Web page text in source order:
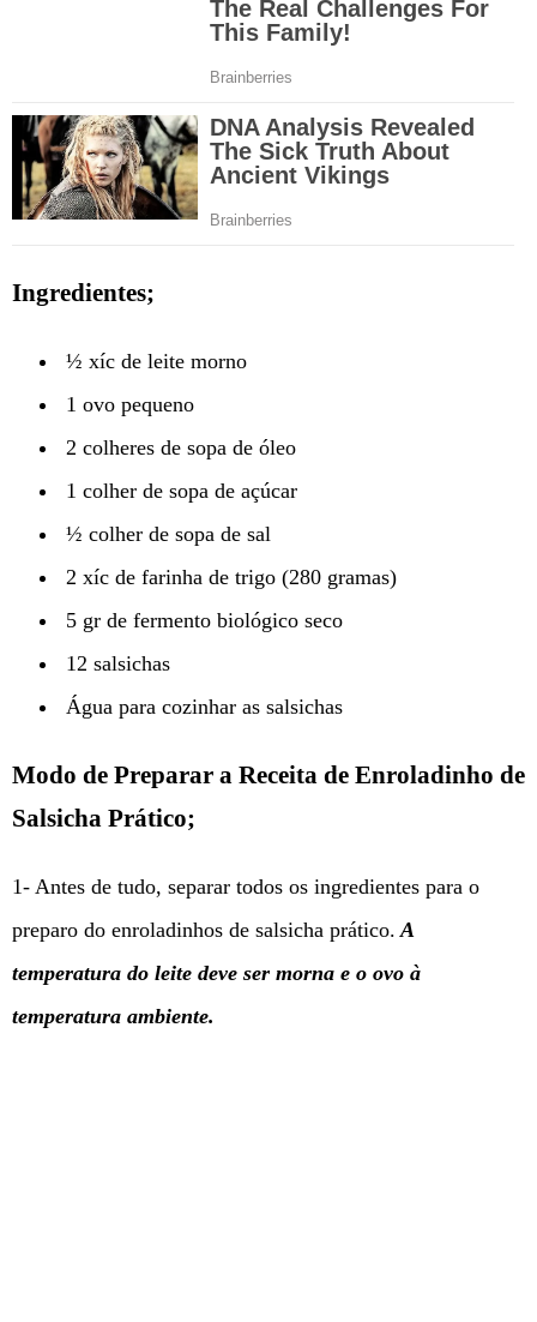
Ingredientes;
½ xíc de leite morno
1 ovo pequeno
2 colheres de sopa de óleo
1 colher de sopa de açúcar
½ colher de sopa de sal
2 xíc de farinha de trigo (280 gramas)
5 gr de fermento biológico seco
12 salsichas
Água para cozinhar as salsichas
Modo de Preparar a Receita de Enroladinho de
Salsicha Prático;
1- Antes de tudo, separar todos os ingredientes para o
preparo do enroladinhos de salsicha prático. A
temperatura do leite deve ser morna e o ovo à
temperatura ambiente.